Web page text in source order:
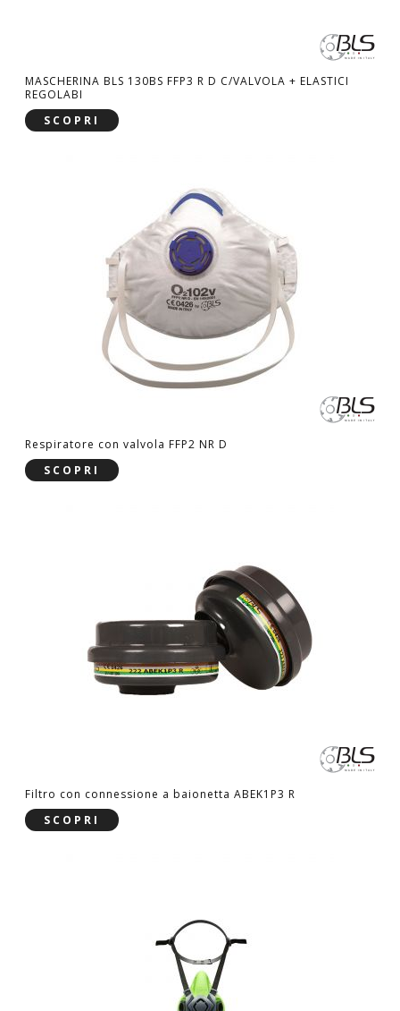
MASCHERINA BLS 130BS FFP3 R D C/VALVOLA + ELASTICI
REGOLABI
SCOPRI
Respiratore con valvola FFP2 NR D
SCOPRI
Filtro con connessione a baionetta ABEK1P3 R
SCOPRI